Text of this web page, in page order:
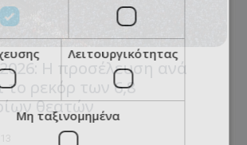
Η προσέλευση ανά
το ρεκόρ των 6,8
θεατών
Λειτουργικότητας
Μη ταξινομημένα